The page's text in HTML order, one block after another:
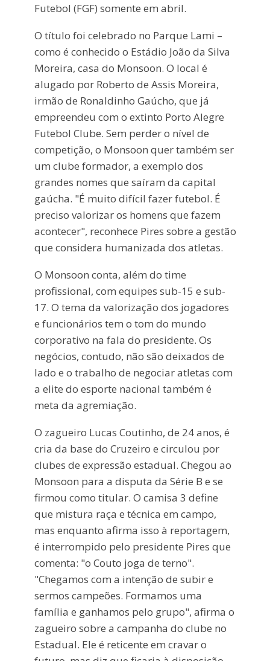
Futebol (FGF) somente em abril.
O título foi celebrado no Parque Lami –
como é conhecido o Estádio João da Silva
Moreira, casa do Monsoon. O local é
alugado por Roberto de Assis Moreira,
irmão de Ronaldinho Gaúcho, que já
empreendeu com o extinto Porto Alegre
Futebol Clube. Sem perder o nível de
competição, o Monsoon quer também ser
um clube formador, a exemplo dos
grandes nomes que saíram da capital
gaúcha. "É muito difícil fazer futebol. É
preciso valorizar os homens que fazem
acontecer", reconhece Pires sobre a gestão
que considera humanizada dos atletas.
O Monsoon conta, além do time
profissional, com equipes sub-15 e sub-
17. O tema da valorização dos jogadores
e funcionários tem o tom do mundo
corporativo na fala do presidente. Os
negócios, contudo, não são deixados de
lado e o trabalho de negociar atletas com
a elite do esporte nacional também é
meta da agremiação.
O zagueiro Lucas Coutinho, de 24 anos, é
cria da base do Cruzeiro e circulou por
clubes de expressão estadual. Chegou ao
Monsoon para a disputa da Série B e se
firmou como titular. O camisa 3 define
que mistura raça e técnica em campo,
mas enquanto afirma isso à reportagem,
é interrompido pelo presidente Pires que
comenta: "o Couto joga de terno".
"Chegamos com a intenção de subir e
sermos campeões. Formamos uma
família e ganhamos pelo grupo", afirma o
zagueiro sobre a campanha do clube no
Estadual. Ele é reticente em cravar o